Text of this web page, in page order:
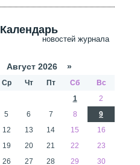
Календарь
новостей журнала
Август 2026 »
Ср Чт Пт Сб
Вс
1
2
5 6 7 8
9
12 13 14 15
16
19 20 21 22
23
26 27 28 29
30